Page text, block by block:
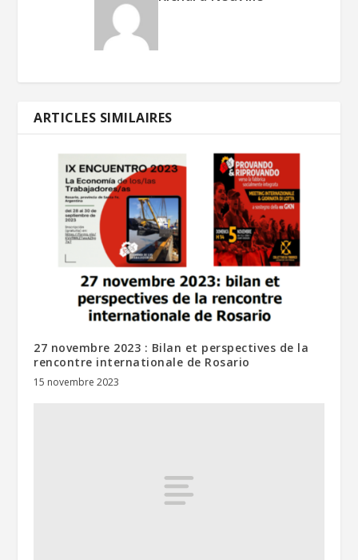
ARTICLES SIMILAIRES
27 novembre 2023 : Bilan et perspectives de la
rencontre internationale de Rosario
15 novembre 2023